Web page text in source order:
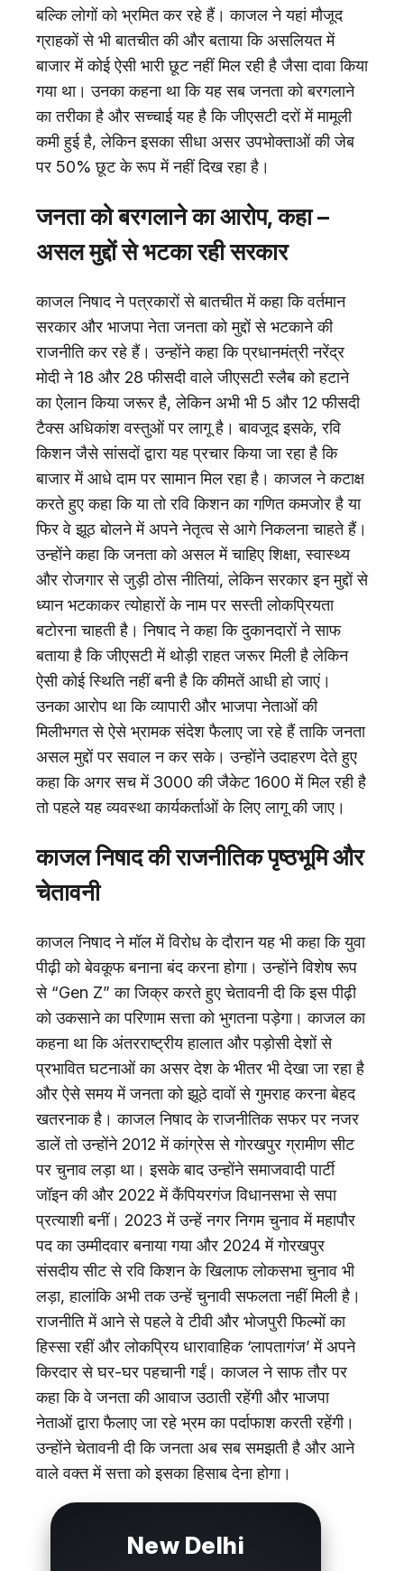
बल्कि लोगों को भ्रमित कर रहे हैं। काजल ने यहां मौजूद
ग्राहकों से भी बातचीत की और बताया कि असलियत में
बाजार में कोई ऐसी भारी छूट नहीं मिल रही है जैसा दावा किया
गया था। उनका कहना था कि यह सब जनता को बरगलाने
का तरीका है और सच्चाई यह है कि जीएसटी दरों में मामूली
कमी हुई है, लेकिन इसका सीधा असर उपभोक्ताओं की जेब
पर 50% छूट के रूप में नहीं दिख रहा है।
जनता को बरगलाने का आरोप, कहा –
असल मुद्दों से भटका रही सरकार
काजल निषाद ने पत्रकारों से बातचीत में कहा कि वर्तमान
सरकार और भाजपा नेता जनता को मुद्दों से भटकाने की
राजनीति कर रहे हैं। उन्होंने कहा कि प्रधानमंत्री नरेंद्र
मोदी ने 18 और 28 फीसदी वाले जीएसटी स्लैब को हटाने
का ऐलान किया जरूर है, लेकिन अभी भी 5 और 12 फीसदी
टैक्स अधिकांश वस्तुओं पर लागू है। बावजूद इसके, रवि
किशन जैसे सांसदों द्वारा यह प्रचार किया जा रहा है कि
बाजार में आधे दाम पर सामान मिल रहा है। काजल ने कटाक्ष
करते हुए कहा कि या तो रवि किशन का गणित कमजोर है या
फिर वे झूठ बोलने में अपने नेतृत्व से आगे निकलना चाहते हैं।
उन्होंने कहा कि जनता को असल में चाहिए शिक्षा, स्वास्थ्य
और रोजगार से जुड़ी ठोस नीतियां, लेकिन सरकार इन मुद्दों से
ध्यान भटकाकर त्योहारों के नाम पर सस्ती लोकप्रियता
बटोरना चाहती है। निषाद ने कहा कि दुकानदारों ने साफ
बताया है कि जीएसटी में थोड़ी राहत जरूर मिली है लेकिन
ऐसी कोई स्थिति नहीं बनी है कि कीमतें आधी हो जाएं।
उनका आरोप था कि व्यापारी और भाजपा नेताओं की
मिलीभगत से ऐसे भ्रामक संदेश फैलाए जा रहे हैं ताकि जनता
असल मुद्दों पर सवाल न कर सके। उन्होंने उदाहरण देते हुए
कहा कि अगर सच में 3000 की जैकेट 1600 में मिल रही है
तो पहले यह व्यवस्था कार्यकर्ताओं के लिए लागू की जाए।
काजल निषाद की राजनीतिक पृष्ठभूमि और
चेतावनी
काजल निषाद ने मॉल में विरोध के दौरान यह भी कहा कि युवा
पीढ़ी को बेवकूफ बनाना बंद करना होगा। उन्होंने विशेष रूप
से “Gen Z” का जिक्र करते हुए चेतावनी दी कि इस पीढ़ी
को उकसाने का परिणाम सत्ता को भुगतना पड़ेगा। काजल का
कहना था कि अंतरराष्ट्रीय हालात और पड़ोसी देशों से
प्रभावित घटनाओं का असर देश के भीतर भी देखा जा रहा है
और ऐसे समय में जनता को झूठे दावों से गुमराह करना बेहद
खतरनाक है। काजल निषाद के राजनीतिक सफर पर नजर
डालें तो उन्होंने 2012 में कांग्रेस से गोरखपुर ग्रामीण सीट
पर चुनाव लड़ा था। इसके बाद उन्होंने समाजवादी पार्टी
जॉइन की और 2022 में कैंपियरगंज विधानसभा से सपा
प्रत्याशी बनीं। 2023 में उन्हें नगर निगम चुनाव में महापौर
पद का उम्मीदवार बनाया गया और 2024 में गोरखपुर
संसदीय सीट से रवि किशन के खिलाफ लोकसभा चुनाव भी
लड़ा, हालांकि अभी तक उन्हें चुनावी सफलता नहीं मिली है।
राजनीति में आने से पहले वे टीवी और भोजपुरी फिल्मों का
हिस्सा रहीं और लोकप्रिय धारावाहिक ‘लापतागंज’ में अपने
किरदार से घर-घर पहचानी गईं। काजल ने साफ तौर पर
कहा कि वे जनता की आवाज उठाती रहेंगी और भाजपा
नेताओं द्वारा फैलाए जा रहे भ्रम का पर्दाफाश करती रहेंगी।
उन्होंने चेतावनी दी कि जनता अब सब समझती है और आने
वाले वक्त में सत्ता को इसका हिसाब देना होगा।
New Delhi